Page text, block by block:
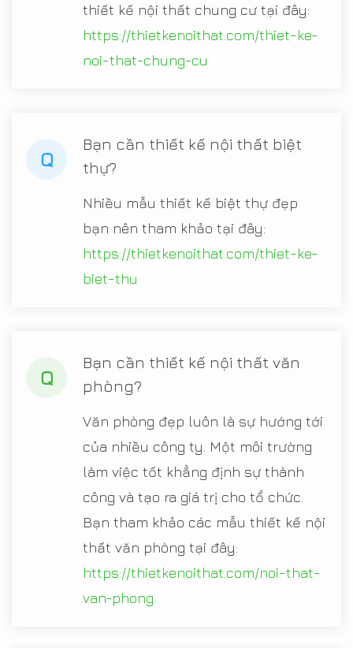
thiết kế nội thất chung cư tại đây:
https://thietkenoithat.com/thiet-ke-
noi-that-chung-cu
Q
Bạn cần thiết kế nội thất biệt
thự?
Nhiều mẫu thiết kế biệt thự đẹp
bạn nên tham khảo tại đây:
https://thietkenoithat.com/thiet-ke-
biet-thu
Q
Bạn cần thiết kế nội thất văn
phòng?
Văn phòng đẹp luôn là sự hướng tới
của nhiều công ty. Một môi trường
làm việc tốt khẳng định sự thành
công và tạo ra giá trị cho tổ chức.
Bạn tham khảo các mẫu thiết kế nội
thất văn phòng tại đây:
https://thietkenoithat.com/noi-that-
van-phong